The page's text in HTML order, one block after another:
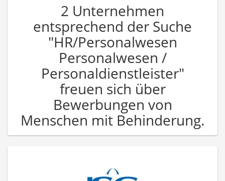
2 Unternehmen
entsprechend der Suche
"HR/Personalwesen
Personalwesen /
Personaldienstleister"
freuen sich über
Bewerbungen von
Menschen mit Behinderung.